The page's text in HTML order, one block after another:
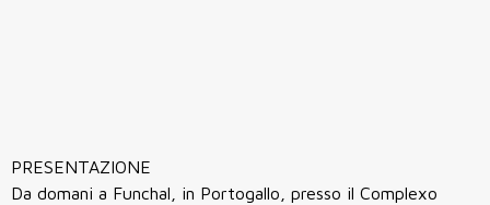
PRESENTAZIONE
Da domani a Funchal, in Portogallo, presso il Complexo